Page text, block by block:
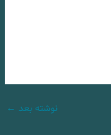
نوشته بعد ←